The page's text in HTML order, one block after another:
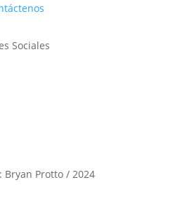
Sociales
Bryan Protto / 2024